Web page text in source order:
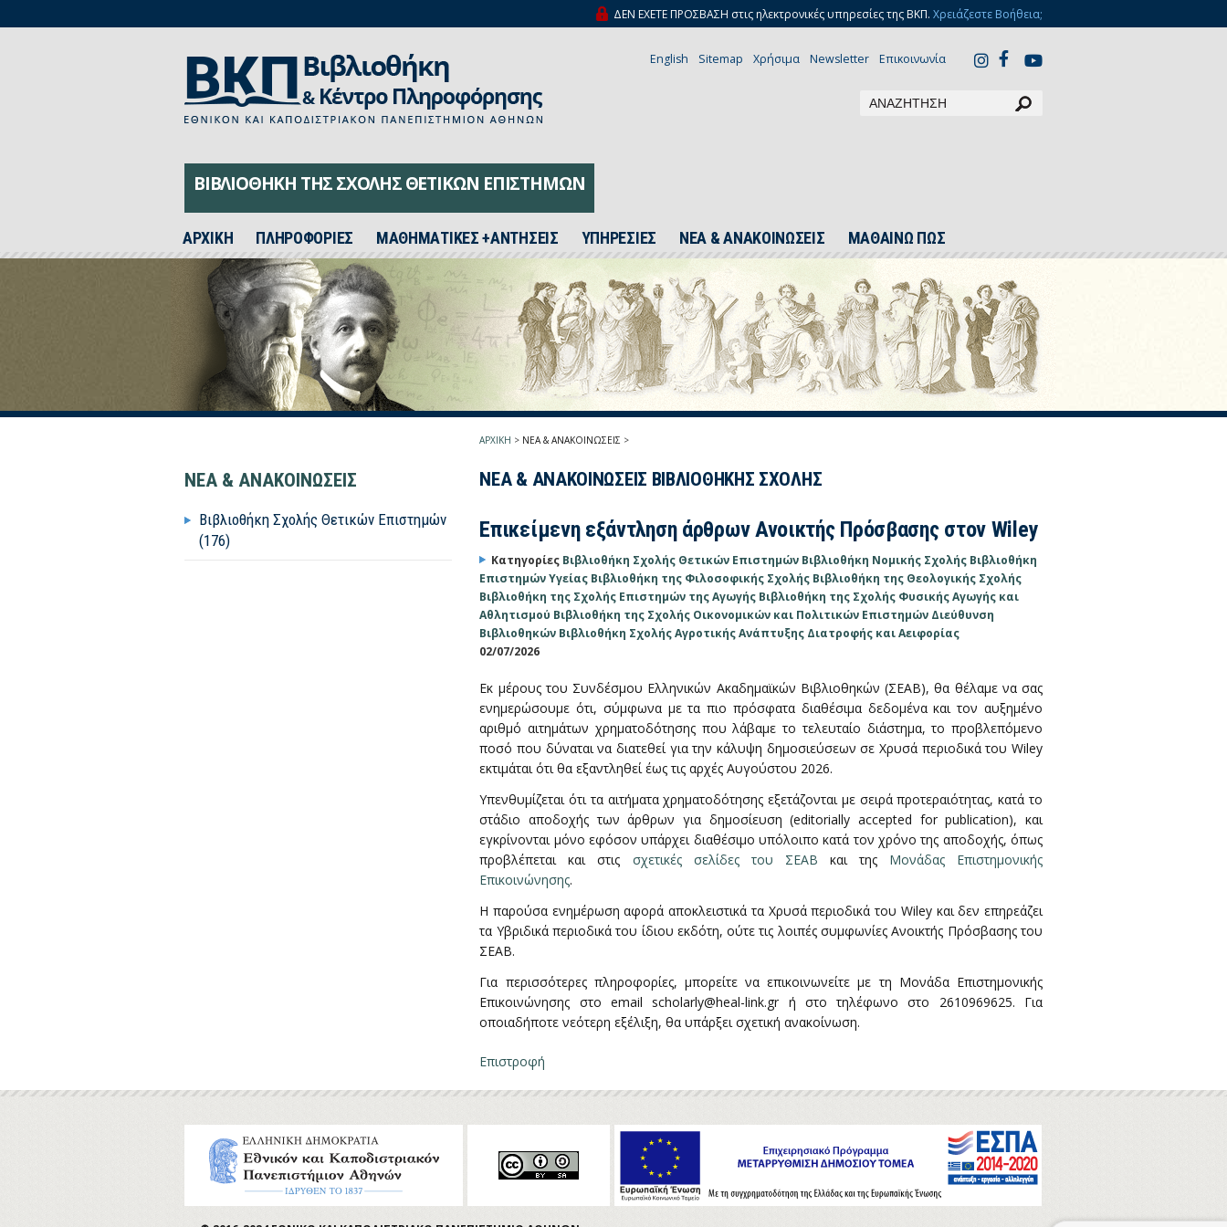
ΔΕΝ ΕΧΕΤΕ ΠΡΟΣΒΑΣΗ στις ηλεκτρονικές υπηρεσίες της ΒΚΠ. Χρειάζεστε Βοήθεια;
English Sitemap Χρήσιμα Newsletter Επικοινωνία
ΒΙΒΛΙΟΘΗΚΗ ΤΗΣ ΣΧΟΛΗΣ ΘΕΤΙΚΩΝ ΕΠΙΣΤΗΜΩΝ
ΑΡΧΙΚH ΠΛΗΡΟΦΟΡΙΕΣ ΜΑΘΗΜΑΤΙΚΕΣ +ΑΝΤΗΣΕΙΣ ΥΠΗΡΕΣΙΕΣ ΝΕΑ & ΑΝΑΚΟΙΝΩΣΕΙΣ ΜΑΘΑΙΝΩ ΠΩΣ
ΝΕΑ & ΑΝΑΚΟΙΝΩΣΕΙΣ
Βιβλιοθήκη Σχολής Θετικών Επιστημών
(176)
ΑΡΧΙΚΗ > ΝΕΑ & ΑΝΑΚΟΙΝΩΣΕΙΣ >
ΝΕΑ & ΑΝΑΚΟΙΝΩΣΕΙΣ ΒΙΒΛΙΟΘΗΚΗΣ ΣΧΟΛΗΣ
Επικείμενη εξάντληση άρθρων Ανοικτής Πρόσβασης στον Wiley
Κατηγορίες Βιβλιοθήκη Σχολής Θετικών Επιστημών Βιβλιοθήκη Νομικής Σχολής Βιβλιοθήκη
Επιστημών Υγείας Βιβλιοθήκη της Φιλοσοφικής Σχολής Βιβλιοθήκη της Θεολογικής Σχολής
Βιβλιοθήκη της Σχολής Επιστημών της Αγωγής Βιβλιοθήκη της Σχολής Φυσικής Αγωγής και
Αθλητισμού Βιβλιοθήκη της Σχολής Οικονομικών και Πολιτικών Επιστημών Διεύθυνση
Βιβλιοθηκών Βιβλιοθήκη Σχολής Αγροτικής Ανάπτυξης Διατροφής και Αειφορίας
02/07/2026
Εκ μέρους του Συνδέσμου Ελληνικών Ακαδημαϊκών Βιβλιοθηκών (ΣΕΑΒ), θα θέλαμε να σας
ενημερώσουμε ότι, σύμφωνα με τα πιο πρόσφατα διαθέσιμα δεδομένα και τον αυξημένο
αριθμό αιτημάτων χρηματοδότησης που λάβαμε το τελευταίο διάστημα, το προβλεπόμενο
ποσό που δύναται να διατεθεί για την κάλυψη δημοσιεύσεων σε Χρυσά περιοδικά του Wiley
εκτιμάται ότι θα εξαντληθεί έως τις αρχές Αυγούστου 2026.
Υπενθυμίζεται ότι τα αιτήματα χρηματοδότησης εξετάζονται με σειρά προτεραιότητας, κατά το
στάδιο αποδοχής των άρθρων για δημοσίευση (editorially accepted for publication), και
εγκρίνονται μόνο εφόσον υπάρχει διαθέσιμο υπόλοιπο κατά τον χρόνο της αποδοχής, όπως
προβλέπεται και στις σχετικές σελίδες του ΣΕΑΒ και της Μονάδας Επιστημονικής
Επικοινώνησης.
Η παρούσα ενημέρωση αφορά αποκλειστικά τα Χρυσά περιοδικά του Wiley και δεν επηρεάζει
τα Υβριδικά περιοδικά του ίδιου εκδότη, ούτε τις λοιπές συμφωνίες Ανοικτής Πρόσβασης του
ΣΕΑΒ.
Για περισσότερες πληροφορίες, μπορείτε να επικοινωνείτε με τη Μονάδα Επιστημονικής
Επικοινώνησης στο email scholarly@heal-link.gr ή στο τηλέφωνο στο 2610969625. Για
οποιαδήποτε νεότερη εξέλιξη, θα υπάρξει σχετική ανακοίνωση.
Επιστροφή